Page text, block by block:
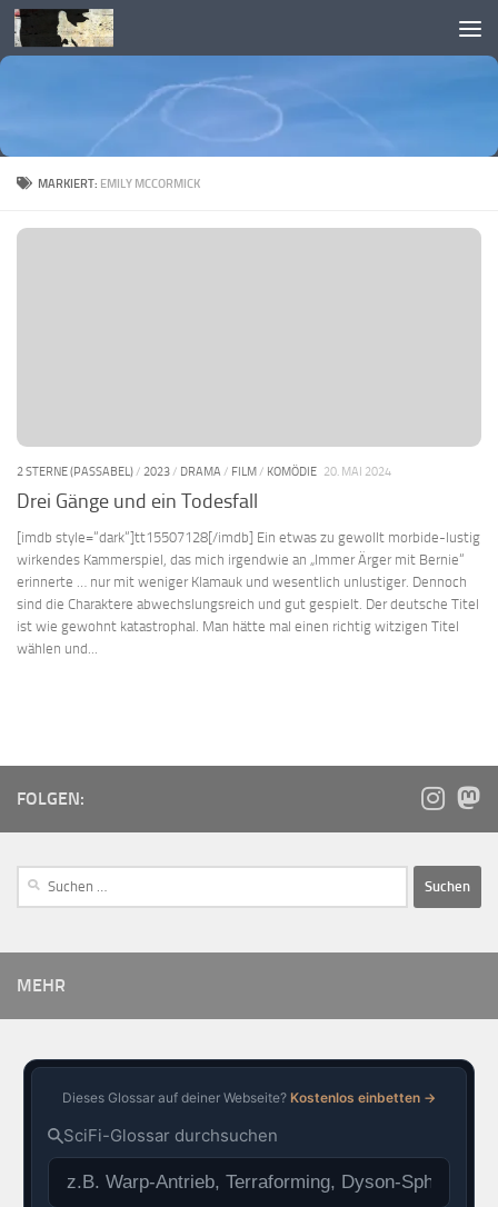
Skip to content
MARKIERT: EMILY MCCORMICK
2 STERNE (PASSABEL)/ 2023/ DRAMA / FILM/ KOMÖDIE 20. MAI 2024
Drei Gänge und ein Todesfall
[imdb style=“dark“]tt15507128[/imdb] Ein etwas zu gewollt morbide-lustig
wirkendes Kammerspiel, das mich irgendwie an „Immer Ärger mit Bernie“
erinnerte … nur mit weniger Klamauk und wesentlich unlustiger. Dennoch
sind die Charaktere abwechslungsreich und gut gespielt. Der deutsche Titel
ist wie gewohnt katastrophal. Man hätte mal einen richtig witzigen Titel
wählen und...
FOLGEN:
MEHR